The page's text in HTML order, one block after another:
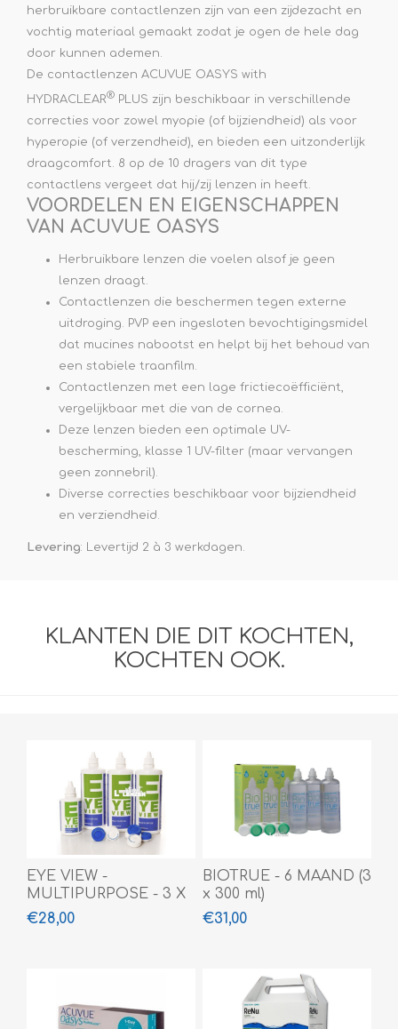
herbruikbare contactlenzen zijn van een zijdezacht en
vochtig materiaal gemaakt zodat je ogen de hele dag
door kunnen ademen.
De contactlenzen ACUVUE OASYS with
HYDRACLEAR® PLUS zijn beschikbaar in verschillende
correcties voor zowel myopie (of bijziendheid) als voor
hyperopie (of verzendheid), en bieden een uitzonderlijk
draagcomfort. 8 op de 10 dragers van dit type
contactlens vergeet dat hij/zij lenzen in heeft.
VOORDELEN EN EIGENSCHAPPEN
VAN ACUVUE OASYS
Herbruikbare lenzen die voelen alsof je geen
lenzen draagt.
Contactlenzen die beschermen tegen externe
uitdroging. PVP een ingesloten bevochtigingsmidel
dat mucines nabootst en helpt bij het behoud van
een stabiele traanfilm.
Contactlenzen met een lage frictiecoëfficiënt,
vergelijkbaar met die van de cornea.
Deze lenzen bieden een optimale UV-
bescherming, klasse 1 UV-filter (maar vervangen
geen zonnebril).
Diverse correcties beschikbaar voor bijziendheid
en verziendheid.
Levering: Levertijd 2 à 3 werkdagen.
KLANTEN DIE DIT KOCHTEN,
KOCHTEN OOK.
EYE VIEW -
MULTIPURPOSE - 3 X
360 ML + 100 ML
€28,00
BIOTRUE - 6 MAAND (3
x 300 ml)
€31,00